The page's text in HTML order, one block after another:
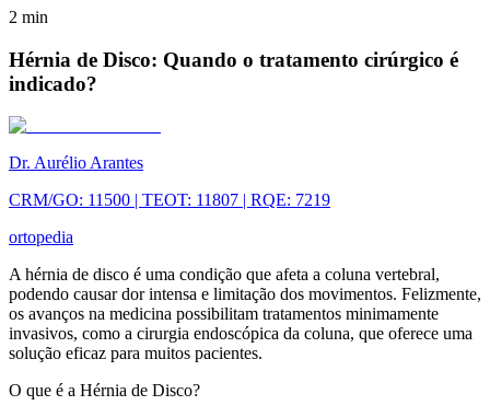
2 min
Hérnia de Disco: Quando o tratamento cirúrgico é
indicado?
Dr. Aurélio Arantes
CRM/GO: 11500 | TEOT: 11807 | RQE: 7219
ortopedia
A hérnia de disco é uma condição que afeta a coluna vertebral,
podendo causar dor intensa e limitação dos movimentos. Felizmente,
os avanços na medicina possibilitam tratamentos minimamente
invasivos, como a cirurgia endoscópica da coluna, que oferece uma
solução eficaz para muitos pacientes.
O que é a Hérnia de Disco?